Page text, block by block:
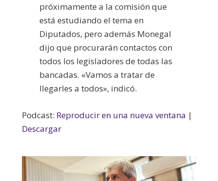
próximamente a la comisión que
está estudiando el tema en
Diputados, pero además Monegal
dijo que procurarán contactos con
todos los legisladores de todas las
bancadas. «Vamos a tratar de
llegarles a todos», indicó.
Podcast: Reproducir en una nueva ventana |
Descargar